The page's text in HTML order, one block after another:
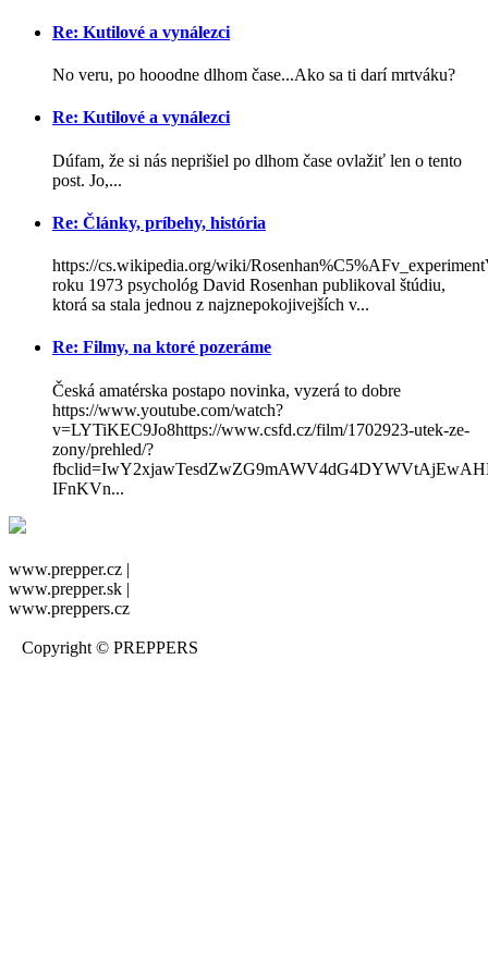
Re: Kutilové a vynálezci
No veru, po hooodne dlhom čase...Ako sa ti darí mrtváku?
Re: Kutilové a vynálezci
Dúfam, že si nás neprišiel po dlhom čase ovlažiť len o tento
post. Jo,...
Re: Články, príbehy, história
https://cs.wikipedia.org/wiki/
roku 1973 psychológ David Rosenhan publikoval štúdiu,
ktorá sa stala jednou z najznepokojivejších v...
Re: Filmy, na ktoré pozeráme
Česká amatérska postapo novinka, vyzerá to dobre
https://www.youtube.com/watch?
v=LYTiKEC9Jo8https://www.csfd.cz/film/1702923-utek-ze-
zony/prehled/?
IFnKVn...
www.prepper.cz |
www.prepper.sk |
www.preppers.cz
Copyright © PREPPERS